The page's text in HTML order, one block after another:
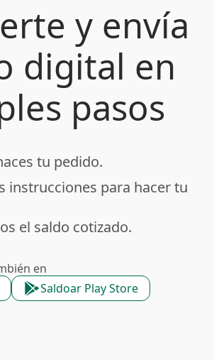
y envía
digital en
pasos
tu pedido.
instrucciones para hacer tu
el saldo cotizado.
en
Saldoar Play Store